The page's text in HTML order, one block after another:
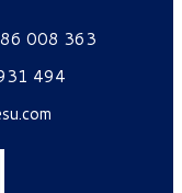
008 363
494